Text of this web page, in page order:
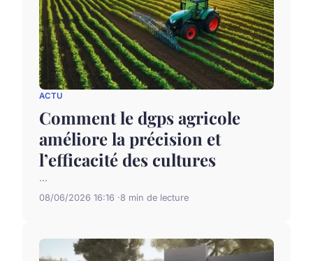
ACTU
Comment le dgps agricole
améliore la précision et
l’efficacité des cultures
...
08/06/2026 16:16 8 min de lecture